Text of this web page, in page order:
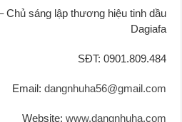
sáng lập thương hiệu tinh dầu
Dagiafa
SĐT: 0901.809.484
Email: dangnhuha56@gmail.com
Website: www.dangnhuha.com